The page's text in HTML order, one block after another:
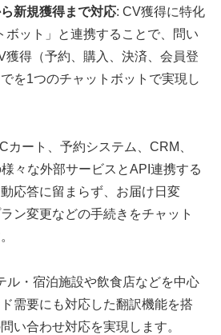
新規獲得まで対応: CV獲得に特化
ボット」と連携することで、問い
獲得（予約、購入、決済、会員登
を1つのチャットボットで実現し
カート、予約システム、CRM、
々な外部サービスとAPI連携する
応答に留まらず、お届け日変
ン変更などの手続きをチャット
ル・宿泊施設や飲食店などを中心
需要にも対応した翻訳機能を搭
い合わせ対応を実現します。